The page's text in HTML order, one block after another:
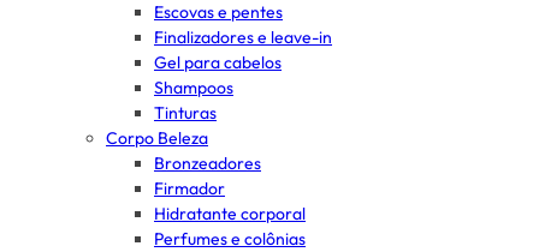
Escovas e pentes
Finalizadores e leave-in
Gel para cabelos
Shampoos
Tinturas
Corpo Beleza
Bronzeadores
Firmador
Hidratante corporal
Perfumes e colônias